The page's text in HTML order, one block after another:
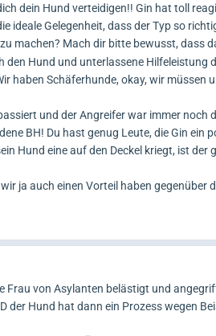
dein Hund verteidigen!! Gin hat toll
ideale Gelegenheit, dass der Typ so
machen? Mach dir bitte bewusst, dass
Hund und unterlassene Hilfeleistung
haben Schäferhunde, okay, wir müssen
und der Angreifer war immer noch
BH! Du hast genug Leute, die Gin ein
Hund eine auf den Deckel kriegt, ist der
ja auch einen Vorteil haben gegenüber
Frau von Asylanten belästigt und
der Hund hat dann ein Prozess wegen